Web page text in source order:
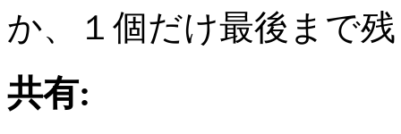
か、１個だけ最後まで
共有: